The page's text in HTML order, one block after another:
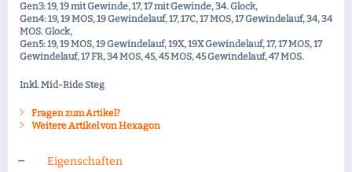
Gen3: 19, 19 mit Gewinde, 17, 17 mit Gewinde, 34. Glock,
Gen4: 19, 19 MOS, 19 Gewindelauf, 17, 17C, 17 MOS, 17 Gewindelauf, 34, 34
MOS. Glock,
Gen5: 19, 19 MOS, 19 Gewindelauf, 19X, 19X Gewindelauf, 17, 17 MOS, 17
Gewindelauf, 17 FR, 34 MOS, 45, 45 MOS, 45 Gewindelauf, 47 MOS.
Inkl. Mid-Ride Steg
Fragen zum Artikel?
Weitere Artikel von Hexagon
Eigenschaften